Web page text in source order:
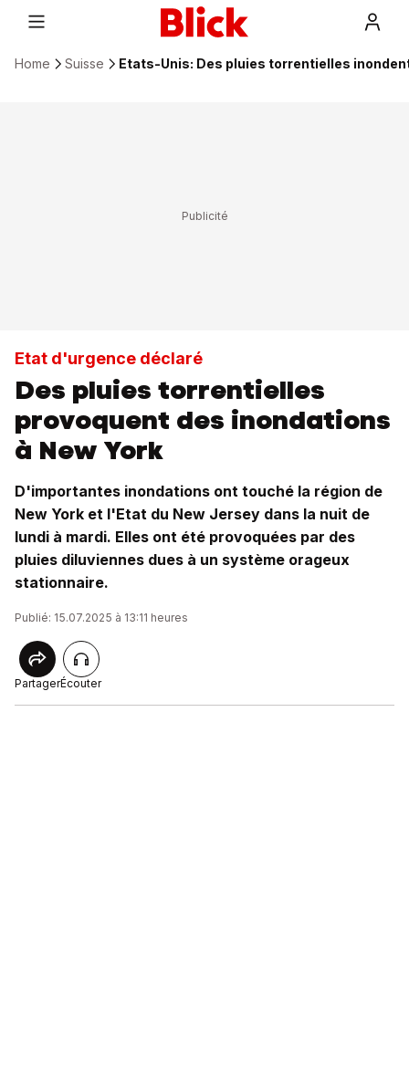
Home Suisse Etats-Unis: Des pluies torrentielles
Etat d'urgence déclaré
Des pluies torrentielles
provoquent des inondations
à New York
D'importantes inondations ont touché la région de
New York et l'Etat du New Jersey dans la nuit de
lundi à mardi. Elles ont été provoquées par des
pluies diluviennes dues à un système orageux
stationnaire.
Publié: 15.07.2025 à 13:11 heures
PartagerÉcouter